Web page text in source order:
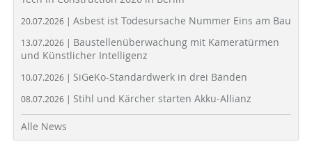
20.07.2026 | Asbest ist Todesursache Nummer Eins am Bau
13.07.2026 | Baustellenüberwachung mit Kameratürmen
und Künstlicher Intelligenz
10.07.2026 | SiGeKo-Standardwerk in drei Bänden
08.07.2026 | Stihl und Kärcher starten Akku-Allianz
Alle News